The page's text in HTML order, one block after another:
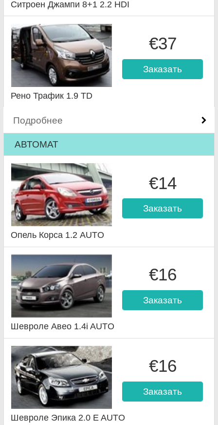
Ситроен Джампи 8+1 2.2 HDI
€37
Заказать
Рено Трафик 1.9 TD
Подробнее
АВТОМАТ
€14
Заказать
Опель Корса 1.2 AUTO
€16
Заказать
Шевроле Авео 1.4i AUTO
€16
Заказать
Шевроле Эпика 2.0 E AUTO